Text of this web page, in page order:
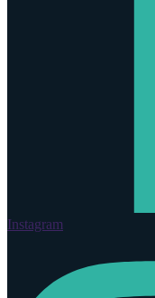
Instagram